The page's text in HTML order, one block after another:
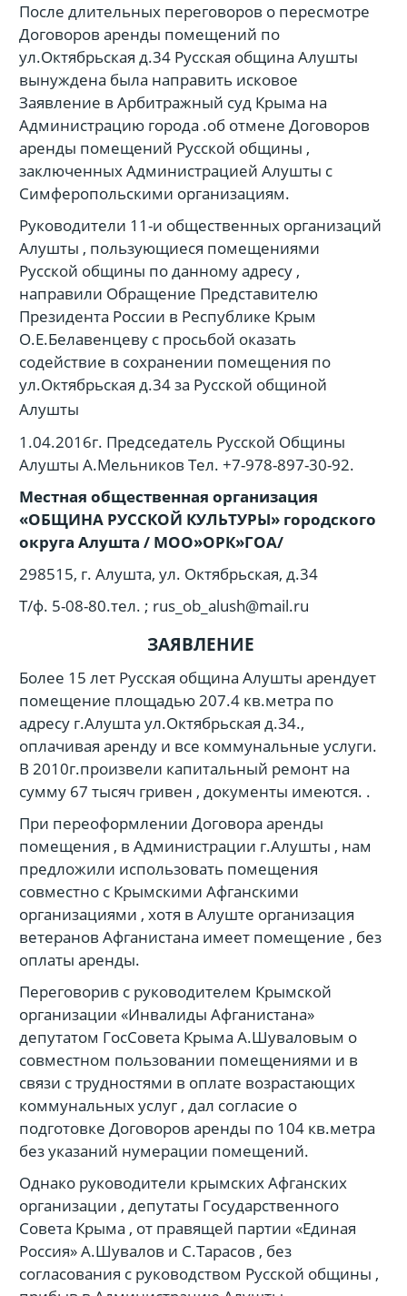
После длительных переговоров о пересмотре
Договоров аренды помещений по
ул.Октябрьская д.34 Русская община Алушты
вынуждена была направить исковое
Заявление в Арбитражный суд Крыма на
Администрацию города .об отмене Договоров
аренды помещений Русской общины ,
заключенных Администрацией Алушты с
Симферопольскими организациям.
Руководители 11-и общественных организаций
Алушты , пользующиеся помещениями
Русской общины по данному адресу ,
направили Обращение Представителю
Президента России в Республике Крым
О.Е.Белавенцеву с просьбой оказать
содействие в сохранении помещения по
ул.Октябрьская д.34 за Русской общиной
Алушты
1.04.2016г. Председатель Русской Общины
Алушты А.Мельников Тел. +7-978-897-30-92.
Местная общественная организация
«ОБЩИНА РУССКОЙ КУЛЬТУРЫ» городского
округа Алушта / МОО»ОРК»ГОА/
298515, г. Алушта, ул. Октябрьская, д.34
Т/ф. 5-08-80.тел. ; rus_ob_alush@mail.ru
ЗАЯВЛЕНИЕ
Более 15 лет Русская община Алушты арендует
помещение площадью 207.4 кв.метра по
адресу г.Алушта ул.Октябрьская д.34.,
оплачивая аренду и все коммунальные услуги.
В 2010г.произвели капитальный ремонт на
сумму 67 тысяч гривен , документы имеются. .
При переоформлении Договора аренды
помещения , в Администрации г.Алушты , нам
предложили использовать помещения
совместно с Крымскими Афганскими
организациями , хотя в Алуште организация
ветеранов Афганистана имеет помещение , без
оплаты аренды.
Переговорив с руководителем Крымской
организации «Инвалиды Афганистана»
депутатом ГосСовета Крыма А.Шуваловым о
совместном пользовании помещениями и в
связи с трудностями в оплате возрастающих
коммунальных услуг , дал согласие о
подготовке Договоров аренды по 104 кв.метра
без указаний нумерации помещений.
Однако руководители крымских Афганских
организации , депутаты Государственного
Совета Крыма , от правящей партии «Единая
Россия» А.Шувалов и С.Тарасов , без
согласования с руководством Русской общины ,